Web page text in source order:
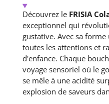
Découvrez le FRISIA
exceptionnel qui
gustative. Avec sa
toutes les attentions et
d'enfance. Chaque
voyage sensoriel où le
se mêle à une acidité
explosion de saveurs